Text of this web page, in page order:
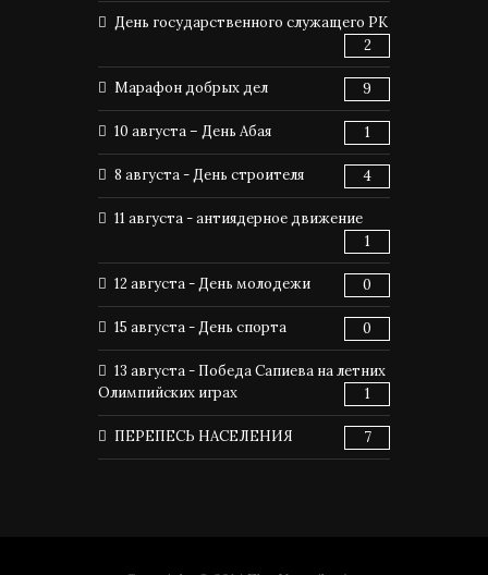
День государственного служащего РК
2
Марафон добрых дел 9
10 августа – День Абая 1
8 августа - День строителя 4
11 августа - антиядерное движение
1
12 августа - День молодежи 0
15 августа - День спорта 0
13 августа - Победа Сапиева на летних
Олимпийских играх
1
ПЕРЕПЕСЬ НАСЕЛЕНИЯ 7